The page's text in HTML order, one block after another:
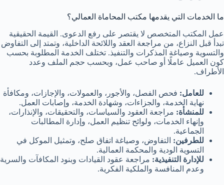
ما الخدمات التي يقدمها مكتب المحاماة العمالي؟
عمل المكتب المتخصص لا يقتصر على رفع الدعوى. القيمة الحقيقية
تبدأ قبل النزاع، من مراجعة العقد واللائحة الداخلية، وتمتد إلى التفاوض
والتسوية وصياغة المذكرات والتنفيذ. تختلف الخدمة المطلوبة بحسب
كون العميل عاملًا أو صاحب عمل، وبحسب حجم الملف وعدد
الأطراف.
للعامل: فحص الفصل، والأجور، والعمولات، والإجازات، ومكافأة
نهاية الخدمة، والجزاءات، وشهادة الخدمة، وإصابات العمل.
للمنشأة: مراجعة العقود والسياسات، والتحقيقات، والإنذارات،
وإنهاء الخدمات، ولوائح تنظيم العمل، وإدارة المطالبات
الجماعية.
للطرفين: التفاوض، وصياغة اتفاق صلح، وتمثيل الموكل في
التسوية الودية والمحكمة العمالية.
للإدارة التنفيذية: مراجعة عقود القيادات وبنود المكافآت والسرية
وعدم المنافسة والملكية الفكرية.